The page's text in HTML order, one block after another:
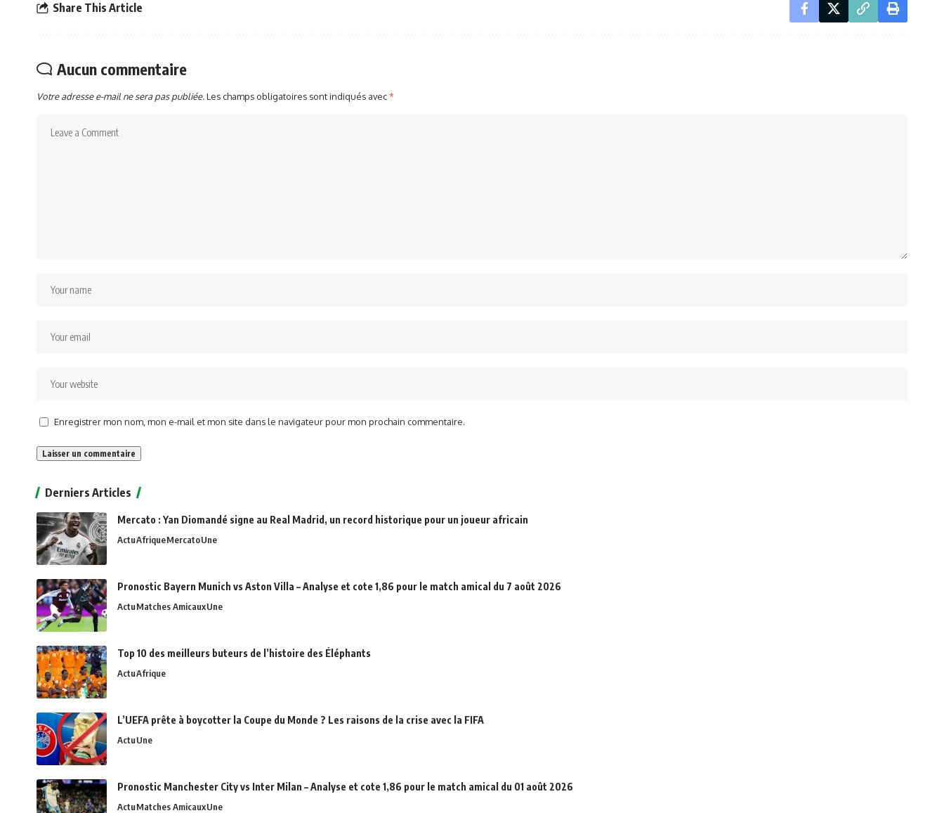
Share This Article
Aucun commentaire
Votre adresse e-mail ne sera pas publiée.Les champs obligatoires sont indiqués avec*
Enregistrer mon nom, mon e-mail et mon site dans le navigateur pour mon prochain commentaire.
Derniers Articles
Mercato : Yan Diomandé signe au Real Madrid, un record historique pour un joueur africain
ActuAfriqueMercatoUne
Pronostic Bayern Munich vs Aston Villa – Analyse et cote 1,86 pour le match amical du 7 août 2026
ActuMatches AmicauxUne
Top 10 des meilleurs buteurs de l’histoire des Éléphants
ActuAfrique
L’UEFA prête à boycotter la Coupe du Monde ? Les raisons de la crise avec la FIFA
ActuUne
Pronostic Manchester City vs Inter Milan – Analyse et cote 1,86 pour le match amical du 01 août 2026
ActuMatches AmicauxUne